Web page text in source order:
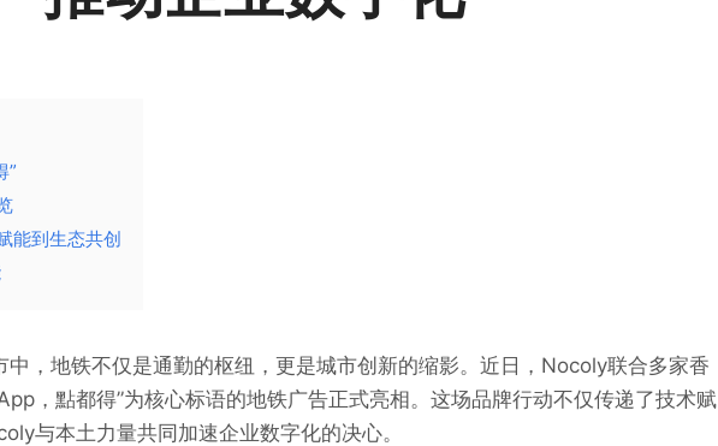
”
能到生态共创
中，地铁不仅是通勤的枢纽，更是城市创新的缩影。近日，Nocoly联合多家香
，點都得”为核心标语的地铁广告正式亮相。这场品牌行动不仅传递了技术赋
与本土力量共同加速企业数字化的决心。